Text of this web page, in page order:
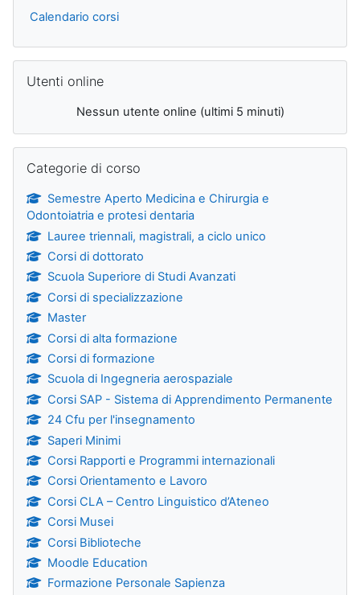
Calendario corsi
Utenti online
Nessun utente online (ultimi 5 minuti)
Categorie di corso
Semestre Aperto Medicina e Chirurgia e
Odontoiatria e protesi dentaria
Lauree triennali, magistrali, a ciclo unico
Corsi di dottorato
Scuola Superiore di Studi Avanzati
Corsi di specializzazione
Master
Corsi di alta formazione
Corsi di formazione
Scuola di Ingegneria aerospaziale
Corsi SAP - Sistema di Apprendimento Permanente
24 Cfu per l'insegnamento
Saperi Minimi
Corsi Rapporti e Programmi internazionali
Corsi Orientamento e Lavoro
Corsi CLA – Centro Linguistico d’Ateneo
Corsi Musei
Corsi Biblioteche
Moodle Education
Formazione Personale Sapienza